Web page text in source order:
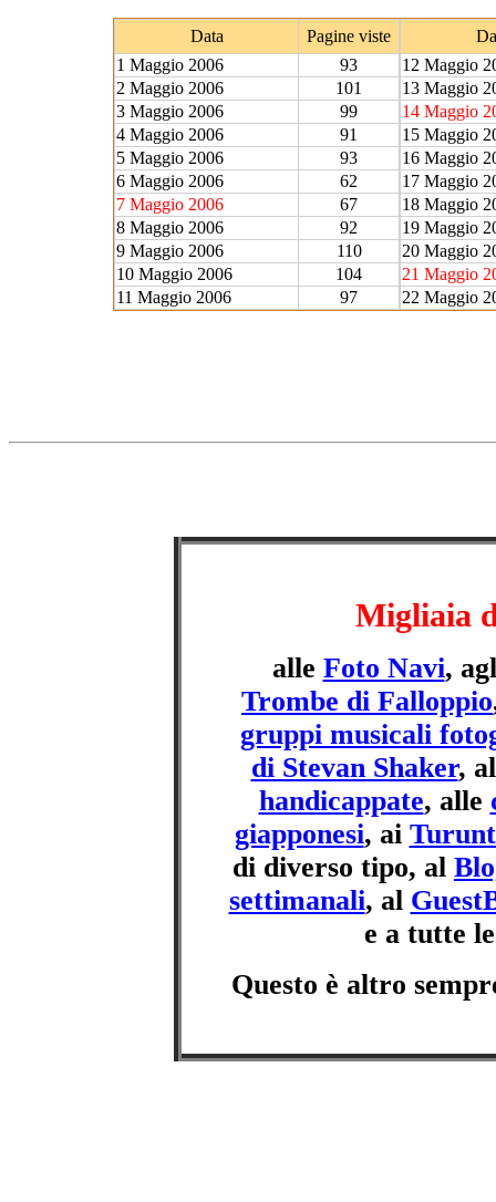
Data
Pagine viste
1 Maggio 2006
93
2 Maggio 2006
101
3 Maggio 2006
99
4 Maggio 2006
91
5 Maggio 2006
93
6 Maggio 2006
62
7 Maggio 2006
67
8 Maggio 2006
92
9 Maggio 2006
110
10 Maggio 2006
104
11 Maggio 2006
97
12 Maggio
13 Maggio
14 Maggio
15 Maggio
16 Maggio
17 Maggio
18 Maggio
19 Maggio
20 Maggio
21 Maggio
22 Maggio
Migliaia
alle Foto Navi,
Trombe di Falloppio
gruppi musicali
di Stevan Shaker,
handicappate, alle
giapponesi, ai
di diverso tipo, al
settimanali, al
e a tutte
Questo è altro